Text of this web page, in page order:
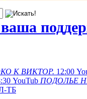
К ВИКТОР. 12:00
YouTub ПОДОЛЬЕ
ТБ